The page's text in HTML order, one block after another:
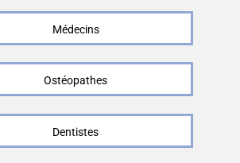
Médecins
Ostéopathes
Dentistes